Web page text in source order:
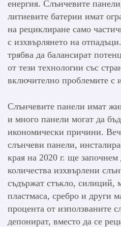
енергия. Слънчевите
литиевите батерии имат
на рециклиране само
с изхвърлянето на
трябва да балансират
от тези технологии със
включително проблемите с
Слънчевите панели имат
и много панели могат да
икономически причини.
слънчеви панели,
края на 2020 г. ще
количества изхвърлени
съдържат стъкло, силиций,
пластмаса, сребро и други
процента от използваните
депонират, вместо да се